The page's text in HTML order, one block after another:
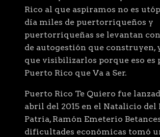
Rico al que aspiramos no es
día miles de puertorriqueños y
puertorriqueñas se levantan
de autogestión que construyen,
que visibilizarlos porque eso es
Puerto Rico que Va a Ser.
Puerto Rico Te Quiero fue
abril del 2015 en el Natalicio del
Patria, Ramón Emeterio
dificultades económicas tomó